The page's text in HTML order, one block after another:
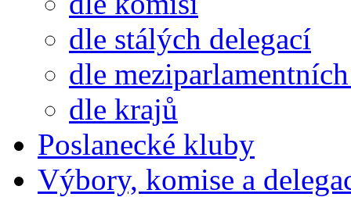
dle stálých delegací
dle
dle krajů
Poslanecké kluby
Výbory, komise a